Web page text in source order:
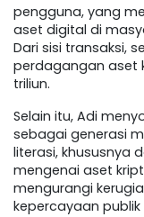
pengguna, yang
aset digital di
Dari sisi transaksi,
perdagangan aset
triliun.
Selain itu, Adi
sebagai generasi
literasi, khususnya
mengenai aset
mengurangi
kepercayaan